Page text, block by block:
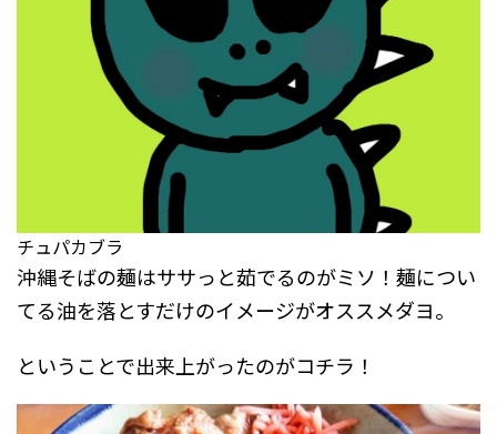
チュパカブラ
沖縄そばの麺はササっと茹でるのがミソ！麺につい
てる油を落とすだけのイメージがオススメダヨ。
ということで出来上がったのがコチラ！